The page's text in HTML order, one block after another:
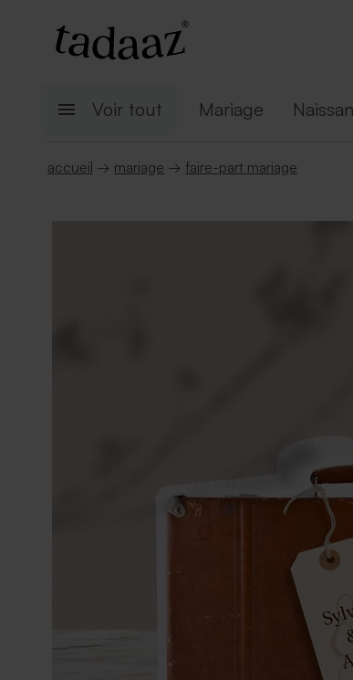
Voir tout Mariage
accueil → mariage → faire-part mariage